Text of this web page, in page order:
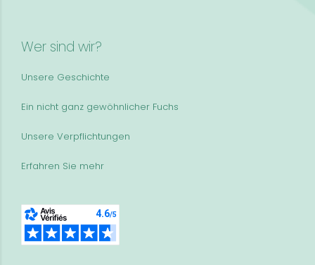
Wer sind wir?
Unsere Geschichte
Ein nicht ganz gewöhnlicher Fuchs
Unsere Verpflichtungen
Erfahren Sie mehr